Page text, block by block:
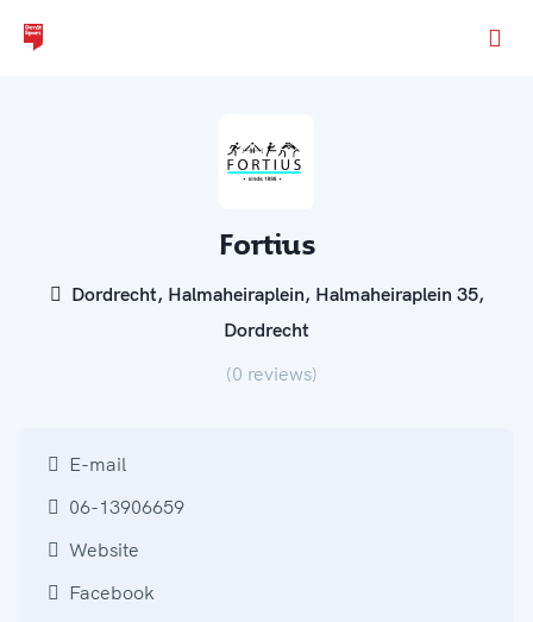
Fortius
Dordrecht, Halmaheiraplein, Halmaheiraplein 35,
Dordrecht
(0 reviews)
E-mail
06-13906659
Website
Facebook